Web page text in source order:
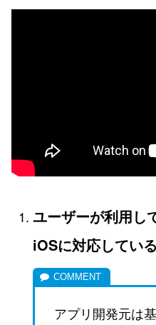
ユーザーが利用し
iOSに対応してい
アプリ開発元は